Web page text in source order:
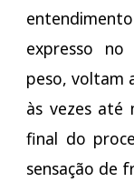
expresso
peso, voltam
às vezes até
final do
sensação de